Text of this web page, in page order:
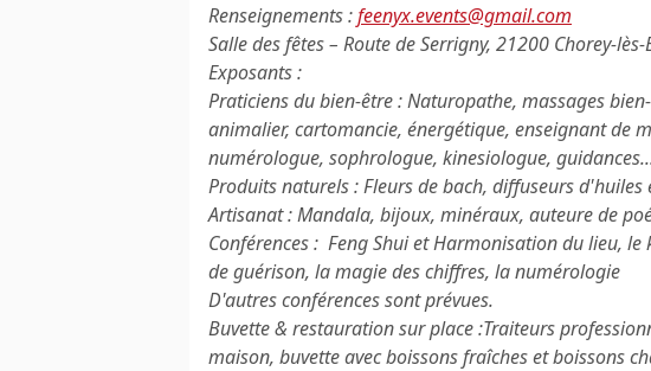
Renseignements :feenyx.events@gmail.com
Salle des fêtes – Route de Serrigny, 21200 Chorey-
Exposants :
Praticiens du bien-être : Naturopathe, massages
animalier, cartomancie, énergétique, enseignant de
numérologue, sophrologue, kinesiologue,
Produits naturels : Fleurs de bach, diffuseurs d'huiles
Artisanat : Mandala, bijoux, minéraux, auteure de
Conférences : Feng Shui et Harmonisation du lieu,
de guérison, la magie des chiffres, la numérologie
D'autres conférences sont prévues.
Buvette & restauration sur place :Traiteurs
maison, buvette avec boissons fraîches et boissons